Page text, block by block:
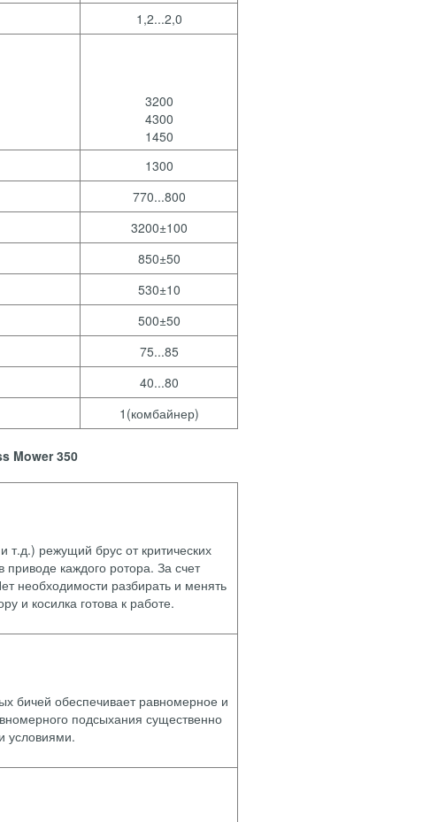
1,2...2,0
3200
4300
1450
1300
770...800
3200±100
850±50
530±10
500±50
75...85
40...80
1(комбайнер)
Mower 350
т.д.) режущий брус от критических
каждого ротора. За счет
необходимости разбирать и менять
и косилка готова к работе.
бичей обеспечивает равномерное и
подсыхания существенно
условиями.